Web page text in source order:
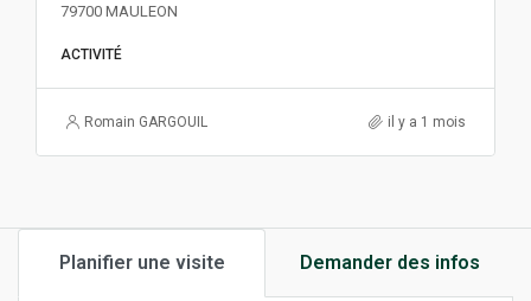
79700 MAULEON
ACTIVITÉ
Romain GARGOUIL il y a 1 mois
Planifier une visite Demander des infos